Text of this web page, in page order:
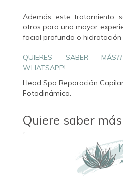
Además este tratamiento
otros para una mayor
facial profunda o hidratación
QUIERES SABER
WHATSAPP!
Head Spa Reparación
Fotodinámica.
Quiere saber más